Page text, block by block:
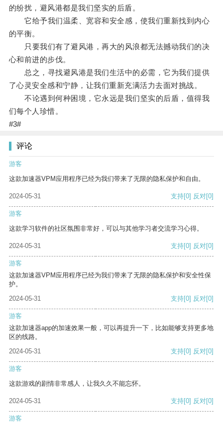
的纷扰，避风港都是我们坚实的后盾。
它给予我们温柔、宽容和安全感，使我们重新找到内心
的平衡。
只要我们有了避风港，再大的风浪都无法撼动我们的决
心和前进的步伐。
总之，寻找避风港是我们生活中的必需，它为我们提供
了心灵安全感和宁静，让我们重新充满活力去面对挑战。
不论遇到何种困境，它永远是我们坚实的后盾，值得我
们每个人珍惜。
#3#
评论
游客
这款加速器VPM应用程序已经为我们带来了无限的隐私保护和自由。
2024-05-31 支持[0] 反对[0]
游客
这款学习软件的社区氛围非常好，可以与其他学习者交流学习心得。
2024-05-31 支持[0] 反对[0]
游客
这款加速器VPM应用程序已经为我们带来了无限的隐私保护和安全性保
护。
2024-05-31
支持[0] 反对[0]
游客
这款加速器app的加速效果一般，可以再提升一下，比如能够支持更多地
区的线路。
2024-05-31
支持[0] 反对[0]
游客
这款游戏的剧情非常感人，让我久久不能忘怀。
2024-05-31 支持[0] 反对[0]
游客